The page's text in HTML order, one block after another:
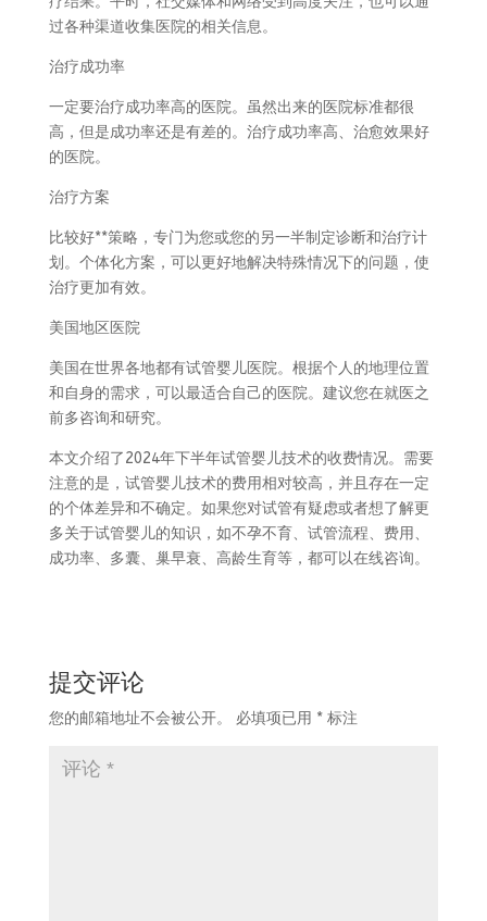
过各种渠道收集医院的相关信息。
治疗成功率
一定要治疗成功率高的医院。虽然出来的医院标准都很
高，但是成功率还是有差的。治疗成功率高、治愈效果好
的医院。
治疗方案
比较好**策略，专门为您或您的另一半制定诊断和治疗计
划。个体化方案，可以更好地解决特殊情况下的问题，使
治疗更加有效。
美国地区医院
美国在世界各地都有试管婴儿医院。根据个人的地理位置
和自身的需求，可以最适合自己的医院。建议您在就医之
前多咨询和研究。
本文介绍了2024年下半年试管婴儿技术的收费情况。需要
注意的是，试管婴儿技术的费用相对较高，并且存在一定
的个体差异和不确定。如果您对试管有疑虑或者想了解更
多关于试管婴儿的知识，如不孕不育、试管流程、费用、
成功率、多囊、巢早衰、高龄生育等，都可以在线咨询。
提交评论
您的邮箱地址不会被公开。 必填项已用 *标注